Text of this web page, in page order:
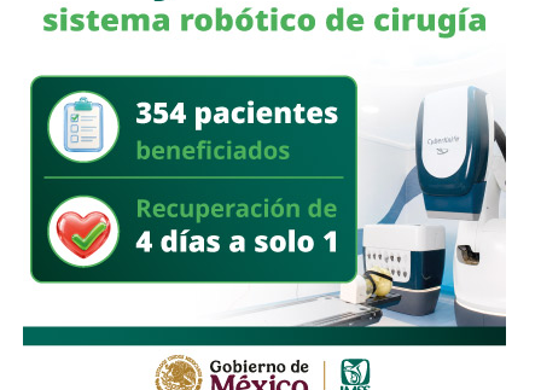
especialistas, organismos públicos, organizaciones de la
sociedad civil y sectores productivos. Este enfoque
sugiere que la legislatura busca escuchar más allá de su
propio hemiciclo antes de escribir nuevas normas.
La próxima sesión de laDiputación Permanenteestá
programada para el viernes 7 de agosto de 2026 a las
9:00 horas.
También lee:
Se abre nueva ruta para el análisis sobre uso
y regulación de inteligencia artificial